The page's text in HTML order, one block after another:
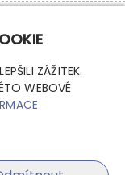
ZÁŽITEK.
WEBOVÉ